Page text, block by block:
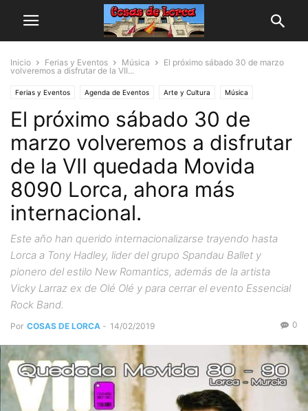
Inicio Ferias y Eventos Música
El próximo sábado 30 de marzo
volveremos a disfrutar de la VII...
Ferias y Eventos Agenda de Eventos Arte y Cultura Música
El próximo sábado 30 de
marzo volveremos a disfrutar
de la VII quedada Movida
8090 Lorca, ahora más
internacional.
Este año han querido internacionalizarse trayendo hasta
Lorca a Tony Hadley, lider del grupo Spandau Ballet y
pionero del estilo New Romantics, además de la artista
Vicky Larraz ex de Olé Olé y para cerrar el evento Essencial
Rock Band.
Por COSAS DE LORCA - 14/02/2019 0